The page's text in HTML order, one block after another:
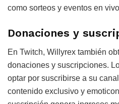
como sorteos y eventos en
Donaciones y
En Twitch, Willyrex también
donaciones y suscripciones.
optar por suscribirse a su
contenido exclusivo y